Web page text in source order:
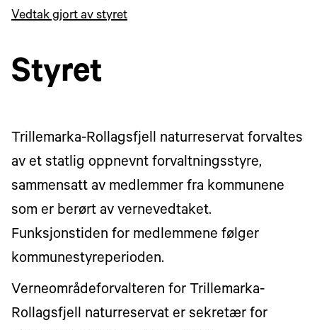
Vedtak gjort av styret
Styret
Trillemarka-Rollagsfjell naturreservat forvaltes
av et statlig oppnevnt forvaltningsstyre,
sammensatt av medlemmer fra kommunene
som er berørt av vernevedtaket.
Funksjonstiden for medlemmene følger
kommunestyreperioden.
Verneområdeforvalteren for Trillemarka-
Rollagsfjell naturreservat er sekretær for